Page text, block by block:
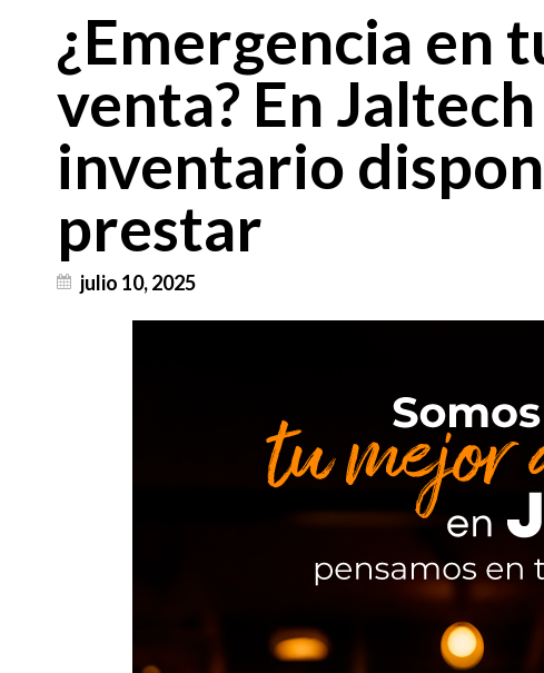
¿Emergencia en
venta? En
inventario
prestar
julio 10, 2025